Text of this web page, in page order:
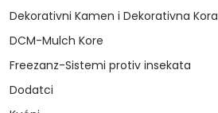
Dekorativni Kamen i Dekorativna Kora
DCM-Mulch Kore
Freezanz-Sistemi protiv insekata
Dodatci